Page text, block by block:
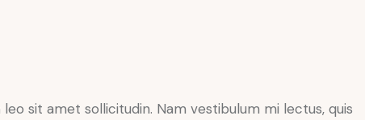
sit amet sollicitudin. Nam vestibulum mi lectus, quis